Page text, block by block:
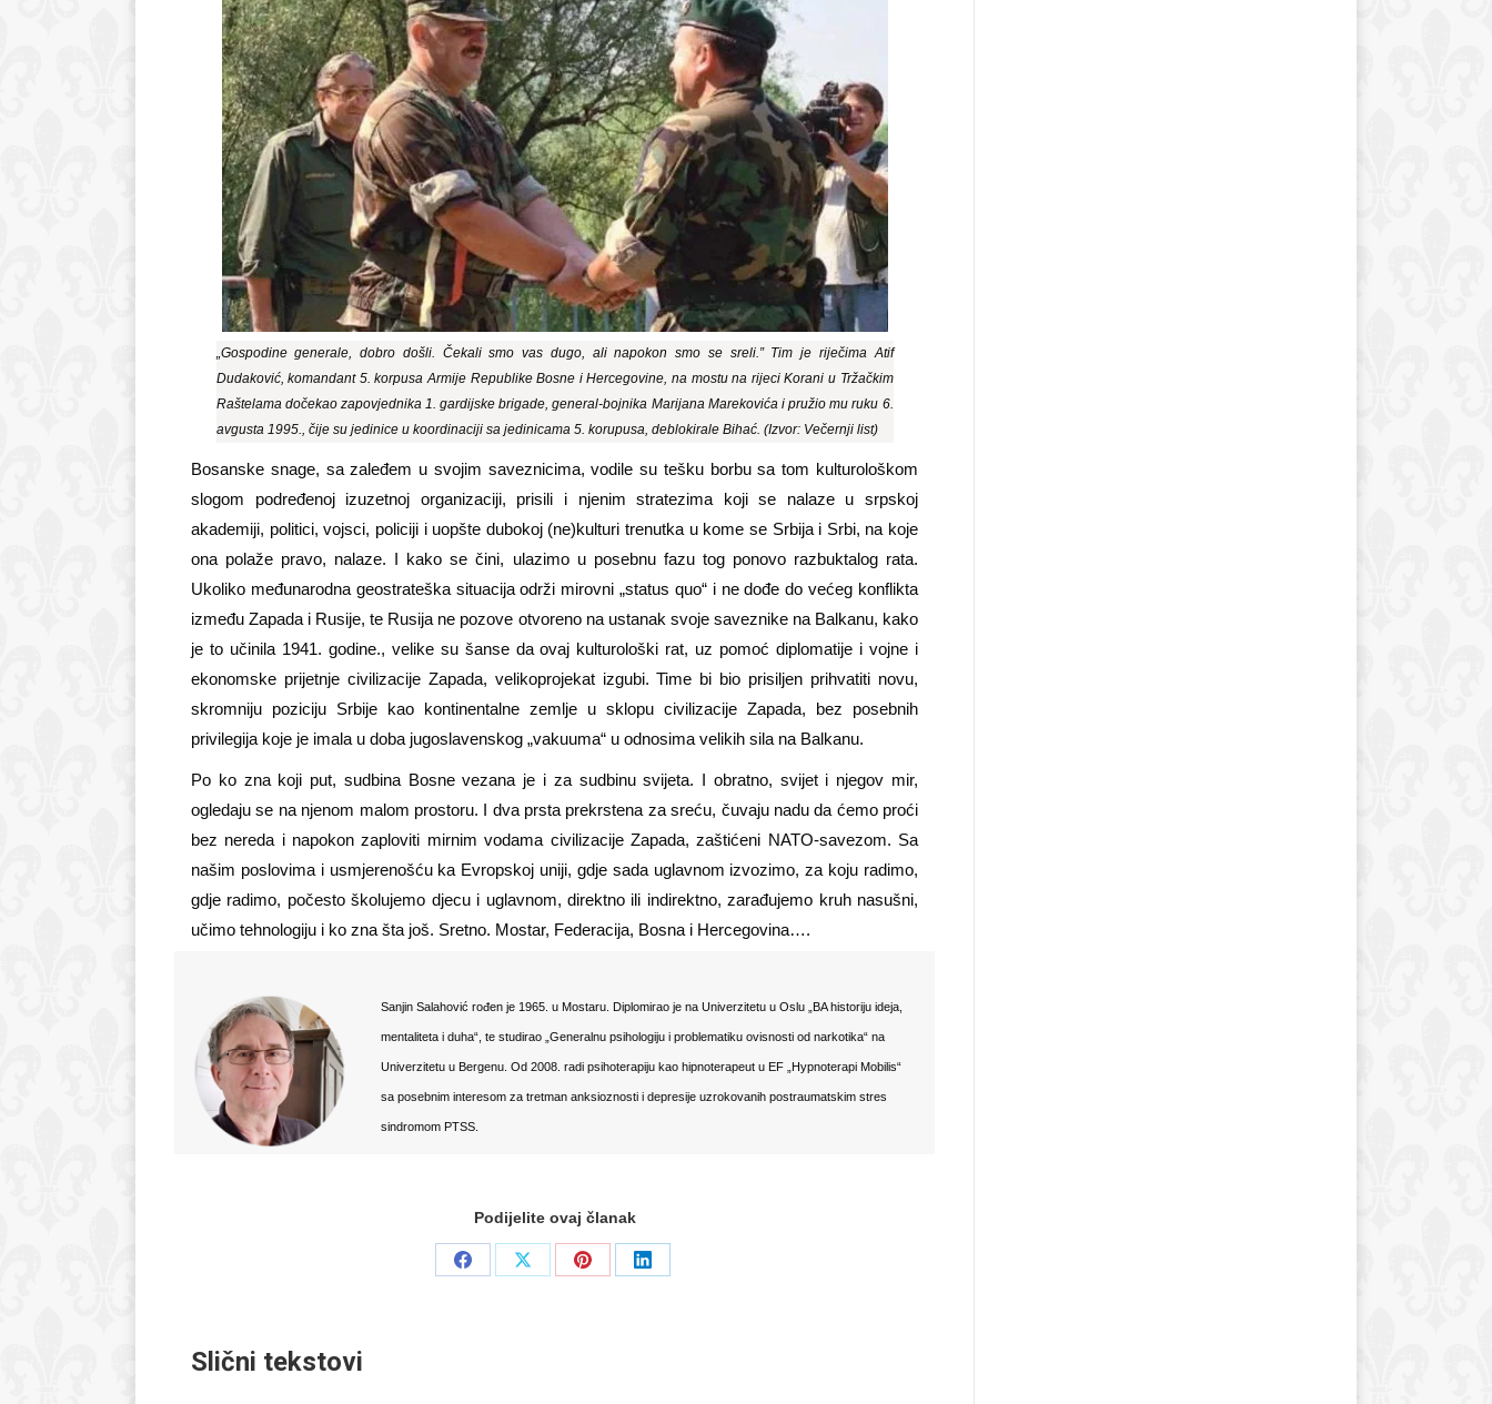
„Gospodine generale, dobro došli. Čekali smo vas dugo, ali napokon smo se sreli.” Tim je riječima Atif
Dudaković, komandant 5. korpusa Armije Republike Bosne i Hercegovine, na mostu na rijeci Korani u Tržačkim
Raštelama dočekao zapovjednika 1. gardijske brigade, general-bojnika Marijana Marekovića i pružio mu ruku 6.
avgusta 1995., čije su jedinice u koordinaciji sa jedinicama 5. korupusa, deblokirale Bihać. (Izvor: Večernji list)
Bosanske snage, sa zaleđem u svojim saveznicima, vodile su tešku borbu sa tom kulturološkom
slogom podređenoj izuzetnoj organizaciji, prisili i njenim stratezima koji se nalaze u srpskoj
akademiji, politici, vojsci, policiji i uopšte dubokoj (ne)kulturi trenutka u kome se Srbija i Srbi, na koje
ona polaže pravo, nalaze. I kako se čini, ulazimo u posebnu fazu tog ponovo razbuktalog rata.
Ukoliko međunarodna geostrateška situacija održi mirovni „status quo“ i ne dođe do većeg konflikta
između Zapada i Rusije, te Rusija ne pozove otvoreno na ustanak svoje saveznike na Balkanu, kako
je to učinila 1941. godine., velike su šanse da ovaj kulturološki rat, uz pomoć diplomatije i vojne i
ekonomske prijetnje civilizacije Zapada, velikoprojekat izgubi. Time bi bio prisiljen prihvatiti novu,
skromniju poziciju Srbije kao kontinentalne zemlje u sklopu civilizacije Zapada, bez posebnih
privilegija koje je imala u doba jugoslavenskog „vakuuma“ u odnosima velikih sila na Balkanu.
Po ko zna koji put, sudbina Bosne vezana je i za sudbinu svijeta. I obratno, svijet i njegov mir,
ogledaju se na njenom malom prostoru. I dva prsta prekrstena za sreću, čuvaju nadu da ćemo proći
bez nereda i napokon zaploviti mirnim vodama civilizacije Zapada, zaštićeni NATO-savezom. Sa
našim poslovima i usmjerenošću ka Evropskoj uniji, gdje sada uglavnom izvozimo, za koju radimo,
gdje radimo, počesto školujemo djecu i uglavnom, direktno ili indirektno, zarađujemo kruh nasušni,
učimo tehnologiju i ko zna šta još. Sretno. Mostar, Federacija, Bosna i Hercegovina….
Sanjin Salahović rođen je 1965. u Mostaru. Diplomirao je na Univerzitetu u Oslu „BA historiju ideja,
mentaliteta i duha“, te studirao „Generalnu psihologiju i problematiku ovisnosti od narkotika“ na
Univerzitetu u Bergenu. Od 2008. radi psihoterapiju kao hipnoterapeut u EF „Hypnoterapi Mobilis“
sa posebnim interesom za tretman anksioznosti i depresije uzrokovanih postraumatskim stres
sindromom PTSS.
Podijelite ovaj članak
Share
Share
Share
Share
Slični tekstovi